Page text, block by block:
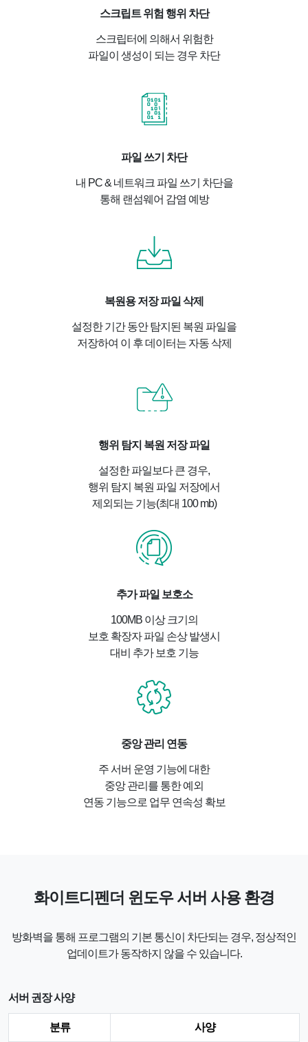
스크립트 위험 행위 차단
스크립터에 의해서 위험한
파일이 생성이 되는 경우 차단
파일 쓰기 차단
내 PC & 네트워크 파일 쓰기 차단을
통해 랜섬웨어 감염 예방
복원용 저장 파일 삭제
설정한 기간 동안 탐지된 복원 파일을
저장하여 이 후 데이터는 자동 삭제
행위 탐지 복원 저장 파일
설정한 파일보다 큰 경우,
행위 탐지 복원 파일 저장에서
제외되는 기능(최대 100 mb)
추가 파일 보호소
100MB 이상 크기의
보호 확장자 파일 손상 발생시
대비 추가 보호 기능
중앙 관리 연동
주 서버 운영 기능에 대한
중앙 관리를 통한 예외
연동 기능으로 업무 연속성 확보
화이트디펜더 윈도우 서버 사용 환경
방화벽을 통해 프로그램의 기본 통신이 차단되는 경우, 정상적인
업데이트가 동작하지 않을 수 있습니다.
서버 권장 사양
분류 사양